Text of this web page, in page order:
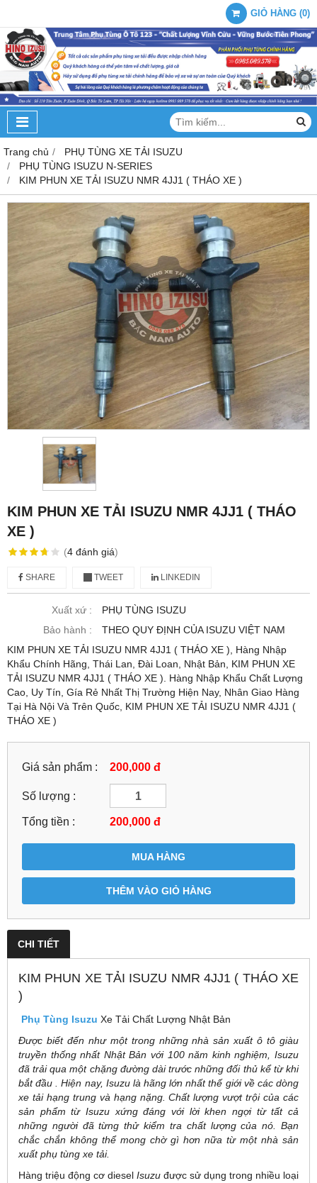
GIỎ HÀNG (0)
Trang chủ
PHỤ TÙNG XE TẢI ISUZU
PHỤ TÙNG ISUZU N-SERIES
KIM PHUN XE TẢI ISUZU NMR 4JJ1 ( THÁO XE )
KIM PHUN XE TẢI ISUZU NMR 4JJ1 ( THÁO
XE )
(4 đánh giá)
SHARE TWEET LINKEDIN
Xuất xứ :
PHỤ TÙNG ISUZU
Bảo hành :
THEO QUY ĐỊNH CỦA ISUZU VIỆT NAM
KIM PHUN XE TẢI ISUZU NMR 4JJ1 ( THÁO XE ), Hàng Nhập
Khẩu Chính Hãng, Thái Lan, Đài Loan, Nhật Bản, KIM PHUN XE
TẢI ISUZU NMR 4JJ1 ( THÁO XE ). Hàng Nhập Khẩu Chất Lượng
Cao, Uy Tín, Gía Rẻ Nhất Thị Trường Hiện Nay, Nhân Giao Hàng
Tại Hà Nội Và Trên Quốc, KIM PHUN XE TẢI ISUZU NMR 4JJ1 (
THÁO XE )
Giá sản phẩm : 200,000 đ
Số lượng :
Tổng tiền : 200,000 đ
MUA HÀNG
THÊM VÀO GIỎ HÀNG
CHI TIẾT
KIM PHUN XE TẢI ISUZU NMR 4JJ1 ( THÁO XE
)
Phụ Tùng Isuzu Xe Tải Chất Lượng Nhật Bản
Được biết đến như một trong những nhà sản xuất ô tô giàu
truyền thống nhất Nhật Bản với 100 năm kinh nghiệm, Isuzu
đã trải qua một chặng đường dài trước những đối thủ kể từ khi
bắt đầu . Hiện nay, Isuzu là hãng lớn nhất thế giới về các dòng
xe tải hạng trung và hạng nặng. Chất lượng vượt trội của các
sản phẩm từ Isuzu xứng đáng với lời khen ngợi từ tất cả
những người đã từng thử kiểm tra chất lượng của nó. Bạn
chắc chắn không thể mong chờ gì hơn nữa từ một nhà sản
xuất phụ tùng xe tải.
Hàng triệu động cơ diesel Isuzu được sử dụng trong nhiều loại